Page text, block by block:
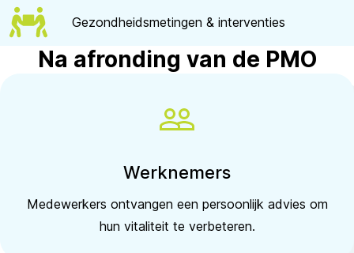
Gezondheidsmetingen & interventies
Na afronding van de PMO
Werknemers
Medewerkers ontvangen een persoonlijk advies om
hun vitaliteit te verbeteren.